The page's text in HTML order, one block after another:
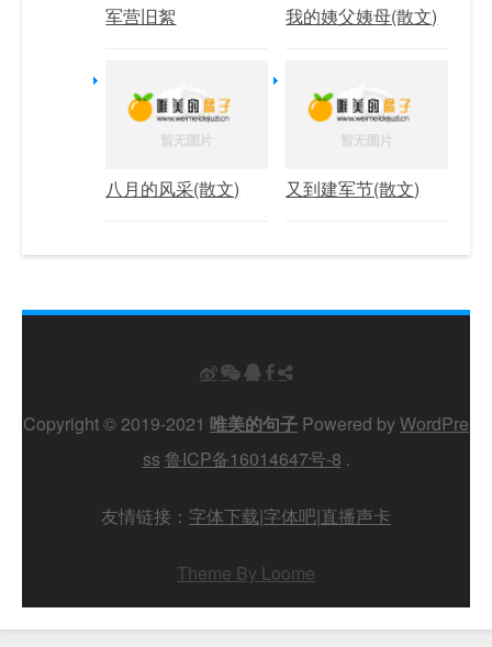
军营旧絮 我的姨父姨母(散文)
八月的风采(散文) 又到建军节(散文)
Copyright © 2019-2021 唯美的句子 Powered byWordPre
ss 鲁ICP备16014647号-8 .
友情链接： 字体下载|字体吧|直播声卡
Theme By Loome